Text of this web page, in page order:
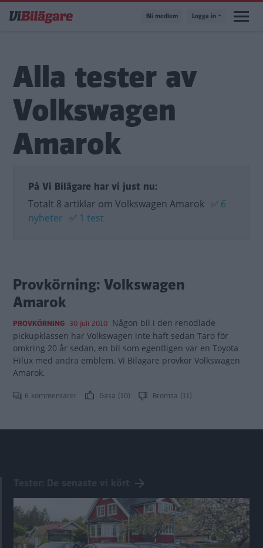
till
Bli medlem Logga in
Alla tester av
Volkswagen
Amarok
På Vi Bilägare har vi just nu:
Totalt 8 artiklar om Volkswagen Amarok ✅ 6
nyheter ✅ 1 test
Provkörning: Volkswagen
Amarok
PROVKÖRNING 30 juli 2010 Någon bil i den renodlade
pickupklassen har Volkswagen inte haft sedan Taro för
omkring 20 år sedan, en bil som egentligen var en Toyota
Hilux med andra emblem. Vi Bilägare provkör Volkswagen
Amarok.
6 kommentarer Gasa (10) Bromsa (11)